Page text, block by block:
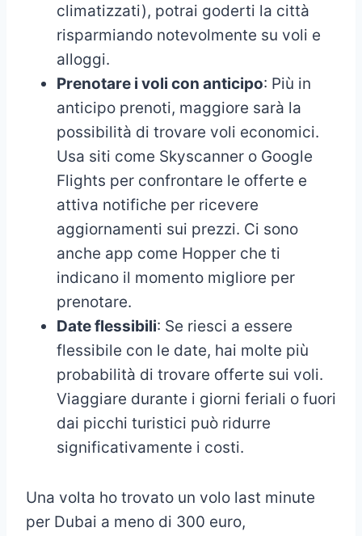
climatizzati), potrai goderti la città
risparmiando notevolmente su voli e
alloggi.
Prenotare i voli con anticipo: Più in
anticipo prenoti, maggiore sarà la
possibilità di trovare voli economici.
Usa siti come Skyscanner o Google
Flights per confrontare le offerte e
attiva notifiche per ricevere
aggiornamenti sui prezzi. Ci sono
anche app come Hopper che ti
indicano il momento migliore per
prenotare.
Date flessibili: Se riesci a essere
flessibile con le date, hai molte più
probabilità di trovare offerte sui voli.
Viaggiare durante i giorni feriali o fuori
dai picchi turistici può ridurre
significativamente i costi.
Una volta ho trovato un volo last minute
per Dubai a meno di 300 euro,